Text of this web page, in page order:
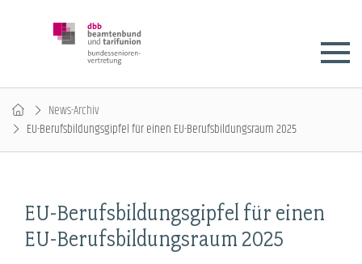
News-Archiv
EU-Berufsbildungsgipfel für einen EU-Berufsbildungsraum 2025
EU-Berufsbildungsgipfel für einen
EU-Berufsbildungsraum 2025